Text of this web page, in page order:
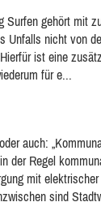
Surfen gehört mit
Unfalls nicht von
ist eine
für e...
auch:
der Regel
mit
sind